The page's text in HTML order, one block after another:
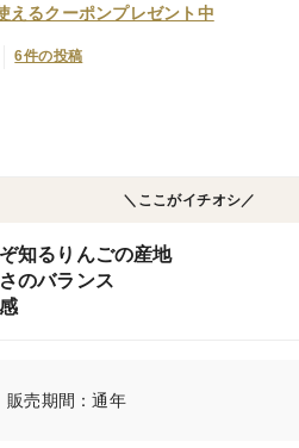
えるクーポンプレゼント中
6件の投稿
＼ここがイチオシ／
知るりんごの産地
のバランス
販売期間：通年